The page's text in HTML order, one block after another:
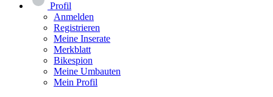
Profil
Anmelden
Registrieren
Meine Inserate
Merkblatt
Bikespion
Meine Umbauten
Mein Profil